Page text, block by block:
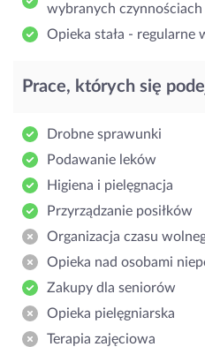
wybranych czynnościach
Opieka stała - regularne
Prace, których się
Drobne sprawunki
Podawanie leków
Higiena i pielęgnacja
Przyrządzanie posiłków
Organizacja czasu
Opieka nad osobami
Zakupy dla seniorów
Opieka pielęgniarska
Terapia zajęciowa